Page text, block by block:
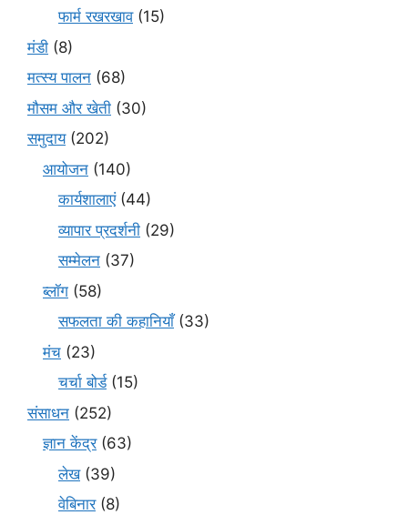
फार्म रखरखाव(15)
मंडी (8)
मत्स्य पालन (68)
मौसम और खेती (30)
समुदाय(202)
आयोजन (140)
कार्यशालाएं(44)
व्यापार प्रदर्शनी (29)
सम्मेलन (37)
ब्लॉग (58)
सफलता की कहानियाँ(33)
मंच (23)
चर्चा बोर्ड(15)
संसाधन (252)
ज्ञान केंद्र(63)
लेख(39)
वेबिनार(8)